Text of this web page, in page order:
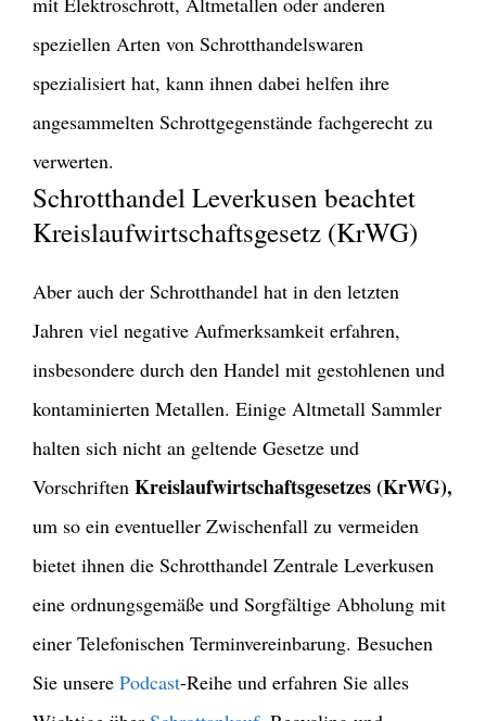
speziellen Arten von Schrotthandelswaren
spezialisiert hat, kann ihnen dabei helfen ihre
angesammelten Schrottgegenstände fachgerecht zu
verwerten.
Schrotthandel Leverkusen beachtet
Kreislaufwirtschaftsgesetz (KrWG)
Aber auch der Schrotthandel hat in den letzten
Jahren viel negative Aufmerksamkeit erfahren,
insbesondere durch den Handel mit gestohlenen und
kontaminierten Metallen. Einige Altmetall Sammler
halten sich nicht an geltende Gesetze und
Vorschriften Kreislaufwirtschaftsgesetzes(KrWG),
um so ein eventueller Zwischenfall zu vermeiden
bietet ihnen die Schrotthandel Zentrale Leverkusen
eine ordnungsgemäße und Sorgfältige Abholung mit
einer Telefonischen Terminvereinbarung. Besuchen
Sie unsere Podcast-Reihe und erfahren Sie alles